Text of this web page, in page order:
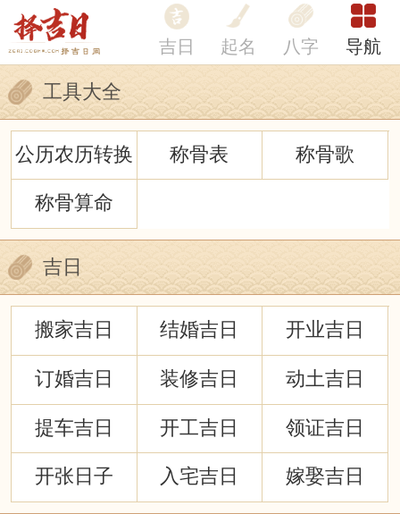
吉日 起名 八字 导航
工具大全
公历农历转换 称骨表 称骨歌
称骨算命
吉日
搬家吉日 结婚吉日 开业吉日
订婚吉日 装修吉日 动土吉日
提车吉日 开工吉日 领证吉日
开张日子 入宅吉日 嫁娶吉日